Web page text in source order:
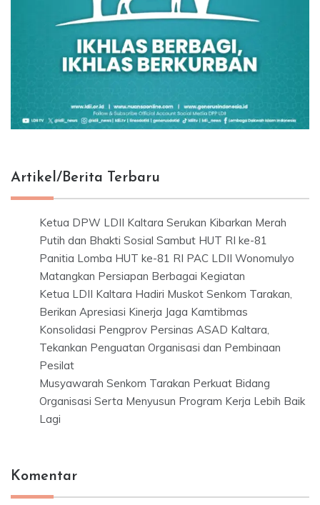
Artikel/Berita Terbaru
Ketua DPW LDII Kaltara Serukan Kibarkan Merah
Putih dan Bhakti Sosial Sambut HUT RI ke-81
Panitia Lomba HUT ke-81 RI PAC LDII Wonomulyo
Matangkan Persiapan Berbagai Kegiatan
Ketua LDII Kaltara Hadiri Muskot Senkom Tarakan,
Berikan Apresiasi Kinerja Jaga Kamtibmas
Konsolidasi Pengprov Persinas ASAD Kaltara,
Tekankan Penguatan Organisasi dan Pembinaan
Pesilat
Musyawarah Senkom Tarakan Perkuat Bidang
Organisasi Serta Menyusun Program Kerja Lebih Baik
Lagi
Komentar